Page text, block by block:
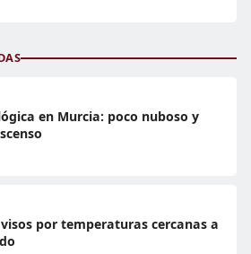
en Murcia: poco nuboso y
por temperaturas cercanas a